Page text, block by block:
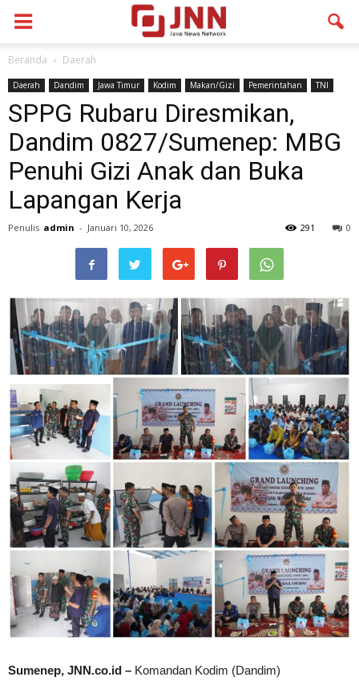
Beranda Daerah
Daerah Dandim Jawa Timur Kodim Makan/Gizi Pemerintahan TNI
SPPG Rubaru Diresmikan,
Dandim 0827/Sumenep: MBG
Penuhi Gizi Anak dan Buka
Lapangan Kerja
Penulis admin - Januari 10, 2026 0
291
Sumenep, JNN.co.id – Komandan Kodim (Dandim)